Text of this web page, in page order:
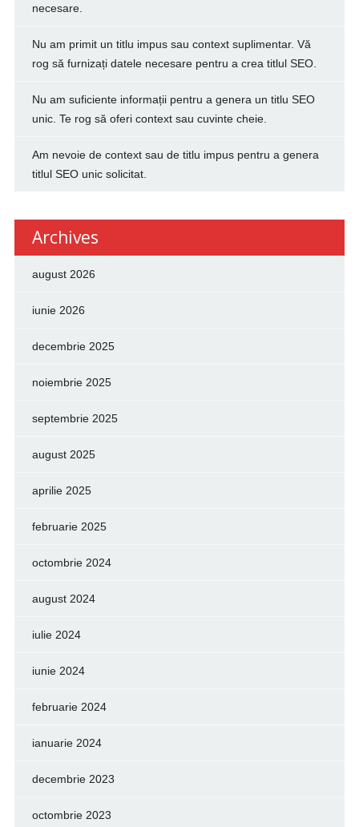
necesare.
Nu am primit un titlu impus sau context suplimentar. Vă
rog să furnizați datele necesare pentru a crea titlul SEO.
Nu am suficiente informații pentru a genera un titlu SEO
unic. Te rog să oferi context sau cuvinte cheie.
Am nevoie de context sau de titlu impus pentru a genera
titlul SEO unic solicitat.
Archives
august 2026
iunie 2026
decembrie 2025
noiembrie 2025
septembrie 2025
august 2025
aprilie 2025
februarie 2025
octombrie 2024
august 2024
iulie 2024
iunie 2024
februarie 2024
ianuarie 2024
decembrie 2023
octombrie 2023